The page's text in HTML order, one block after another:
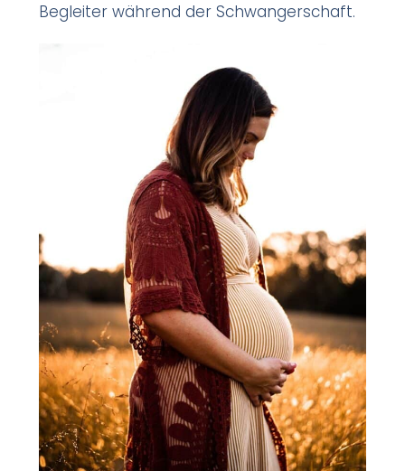
Begleiter während der Schwangerschaft.